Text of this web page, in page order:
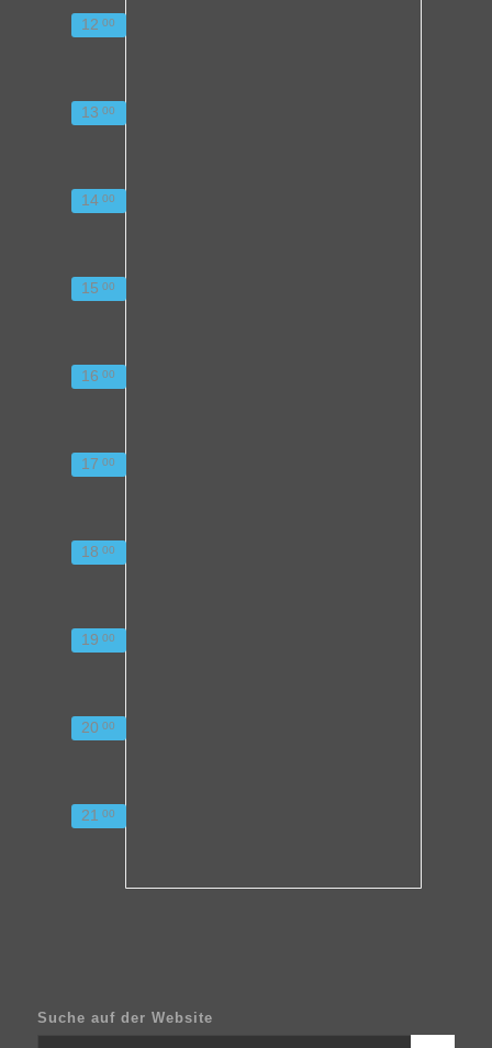
12 00
13 00
14 00
15 00
16 00
17 00
18 00
19 00
20 00
21 00
Suche auf der Website